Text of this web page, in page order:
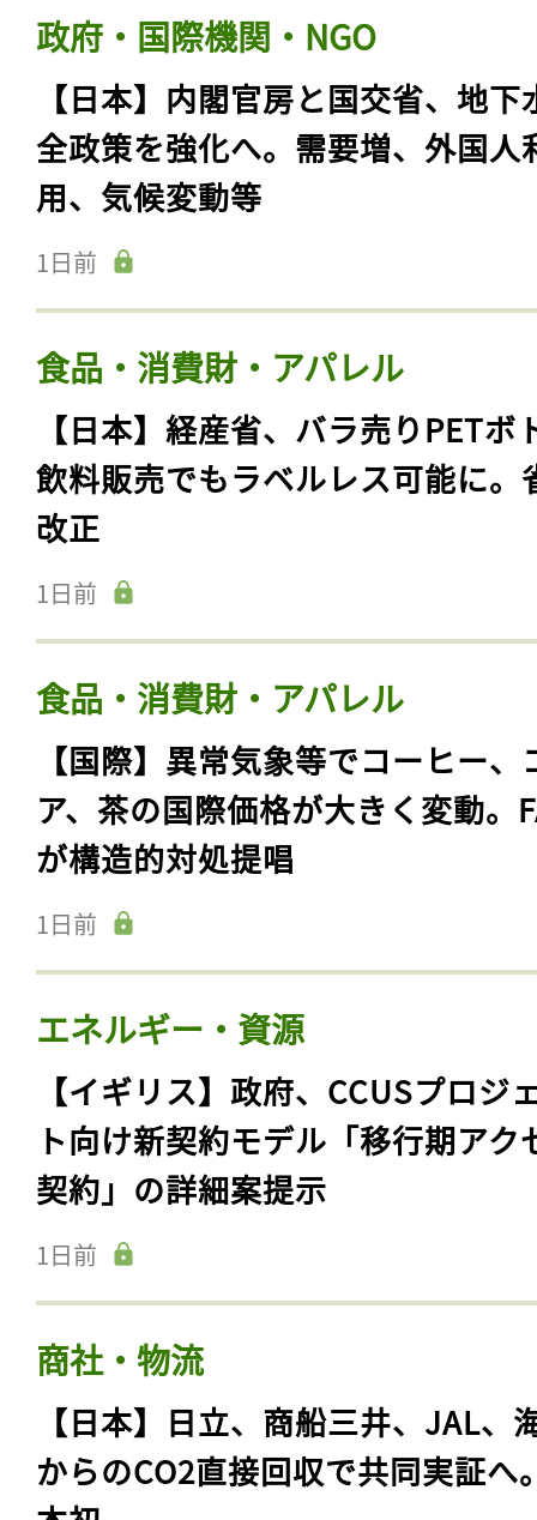
政府・国際機関・NGO
【日本】内閣官房と国交省、地下
全政策を強化へ。需要増、外国人
用、気候変動等
1日前
食品・消費財・アパレル
【日本】経産省、バラ売りPETボ
飲料販売でもラベルレス可能に。
改正
1日前
食品・消費財・アパレル
【国際】異常気象等でコーヒー、
ア、茶の国際価格が大きく変動。
が構造的対処提唱
1日前
エネルギー・資源
【イギリス】政府、CCUSプロジ
ト向け新契約モデル「移行期アク
契約」の詳細案提示
1日前
商社・物流
【日本】日立、商船三井、JAL、
からのCO2直接回収で共同実証へ